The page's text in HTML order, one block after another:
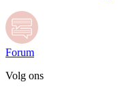
Forum
Volg ons